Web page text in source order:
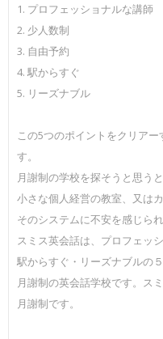
1. プロフェッショナルな講師
2. 少人数制
3. 自由予約
4. 駅からすぐ
5. リーズナブル
この5つのポイントをクリア
す。
月謝制の学校を探そうと思う
小さな個人経営の教室、又は
そのシステムに不安を感じら
スミス英会話は、プロフェッ
駅からすぐ・リーズナブルの
月謝制の英会話学校です。ス
月謝制です。